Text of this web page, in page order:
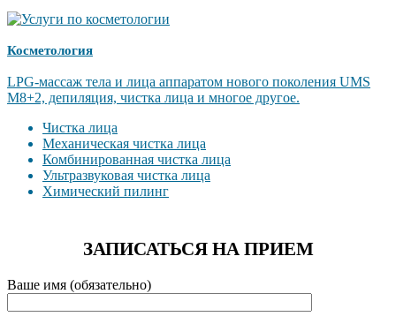
Косметология
LPG-массаж тела и лица аппаратом нового поколения UMS
M8+2, депиляция, чистка лица и многое другое.
Чистка лица
Механическая чистка лица
Комбинированная чистка лица
Ультразвуковая чистка лица
Химический пилинг
ЗАПИСАТЬСЯ НА ПРИЕМ
Ваше имя (обязательно)